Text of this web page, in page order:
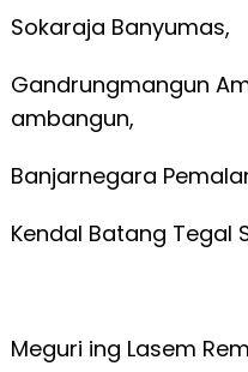
Sokaraja Banyumas,
Gandrungmangun
ambangun,
Banjarnegara
Kendal Batang Tegal
Meguri ing Lasem